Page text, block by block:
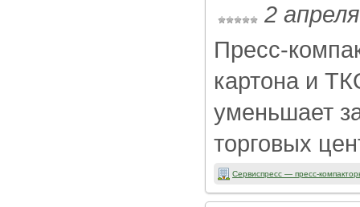
2 апреля
Пресс-
картона и
уменьшает
торговых
Сервиспресс — пресс-